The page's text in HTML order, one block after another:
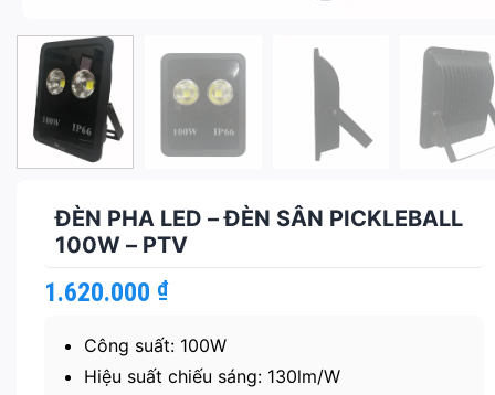
ĐÈN PHA LED – ĐÈN SÂN PICKLEBALL
100W – PTV
1.620.000 ₫
Công suất: 100W
Hiệu suất chiếu sáng: 130lm/W